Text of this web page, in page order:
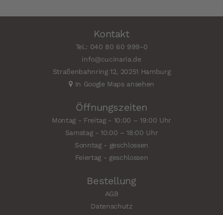
Kontakt
Tel.: 040 80 60 999-0
info@cucinaria.de
Straßenbahnring 12, 20251 Hamburg
In Google Maps ansehen
Öffnungszeiten
Montag - Freitag - 10:00 – 19:00 Uhr
Samstag - 10:00 – 18:00 Uhr
Sonntag - geschlossen
Feiertag - geschlossen
Bestellung
AGB
Datenschutz